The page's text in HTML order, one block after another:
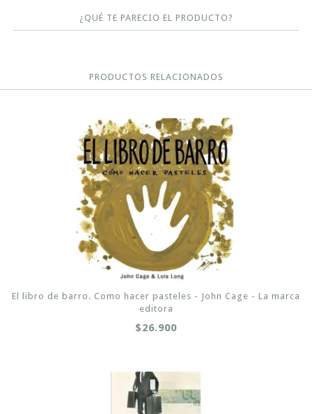
¿QUÉ TE PARECIO EL PRODUCTO?
PRODUCTOS RELACIONADOS
El libro de barro. Como hacer pasteles - John Cage - La marca
editora
$26.900